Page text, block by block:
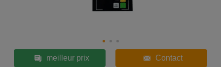
meilleur prix Contact